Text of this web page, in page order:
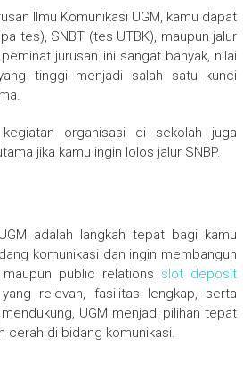
Ilmu Komunikasi UGM, kamu dapat
tes), SNBT (tes UTBK), maupun jalur
jurusan ini sangat banyak, nilai
tinggi menjadi salah satu kunci
organisasi di sekolah juga
jika kamu ingin lolos jalur SNBP.
adalah langkah tepat bagi kamu
komunikasi dan ingin membangun
public relations slot deposit
relevan, fasilitas lengkap, serta
UGM menjadi pilihan tepat
cerah di bidang komunikasi.